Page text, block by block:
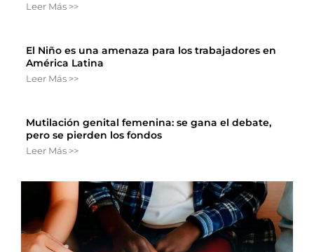
Leer Más >>
El Niño es una amenaza para los trabajadores en
América Latina
Leer Más >>
Mutilación genital femenina: se gana el debate,
pero se pierden los fondos
Leer Más >>